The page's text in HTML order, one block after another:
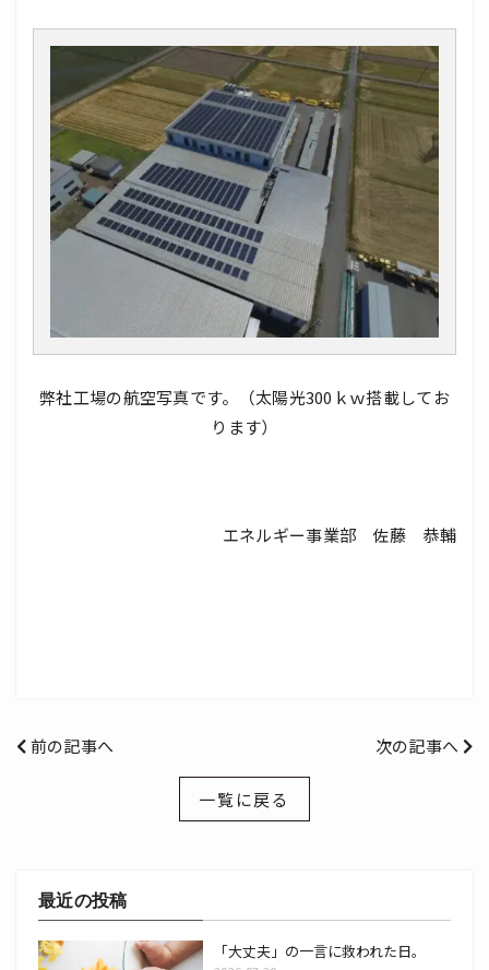
弊社工場の航空写真です。（太陽光300ｋｗ搭載してお
ります）
エネルギー事業部 佐藤 恭輔
前の記事へ 次の記事へ
一覧に戻る
最近の投稿
「大丈夫」の一言に救われた日。